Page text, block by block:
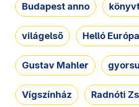
Budapest anno
világelső Helló
Gustav Mahler
Vígszínház Radnóti